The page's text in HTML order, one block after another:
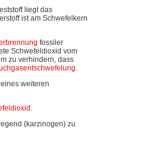
liegt das
ist am Schwefelkern
fossiler
Schwefeldioxid vom
zu verhindern, dass
.
weiteren
.
(karzinogen) zu